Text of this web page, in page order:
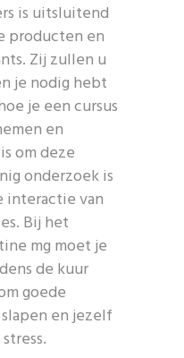
is uitsluitend
producten en
Zij zullen u
je nodig hebt
je een cursus
en
om deze
onderzoek is
interactie van
Bij het
mg moet je
de kuur
goede
en jezelf